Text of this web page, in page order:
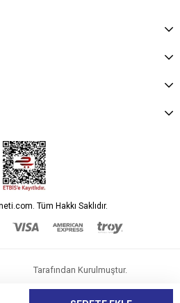
Tüm Hakkı Saklıdır.
Tarafından Kurulmuştur.